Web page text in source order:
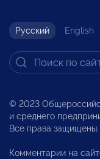
Русский English
© 2023
и среднего
Все права защищены.
Комментарии на